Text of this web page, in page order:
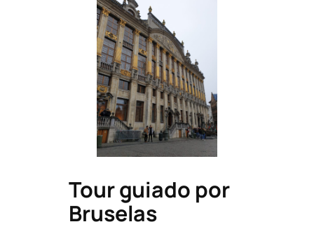
Tour guiado por
Bruselas